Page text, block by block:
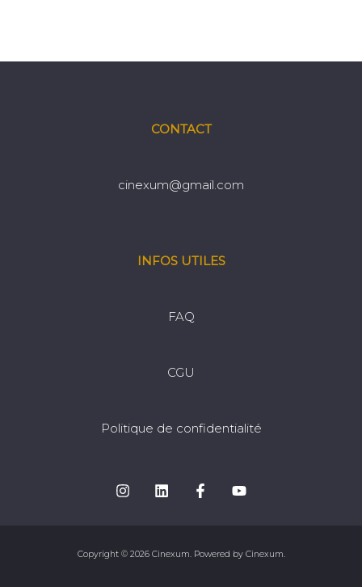
CONTACT
cinexum@gmail.com
INFOS UTILES
FAQ
CGU
Politique de confidentialité
Copyright © 2026 Cinexum. Powered by Cinexum.